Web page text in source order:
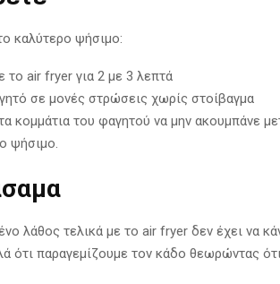
καλύτερο ψήσιμο:
το air fryer για 2 με 3 λεπτά
σε μονές στρώσεις χωρίς στοίβαγμα
κομμάτια του φαγητού να μην ακουμπάνε
ψήσιμο.
λάθος τελικά με το air fryer δεν έχει να
ότι παραγεμίζουμε τον κάδο θεωρώντας